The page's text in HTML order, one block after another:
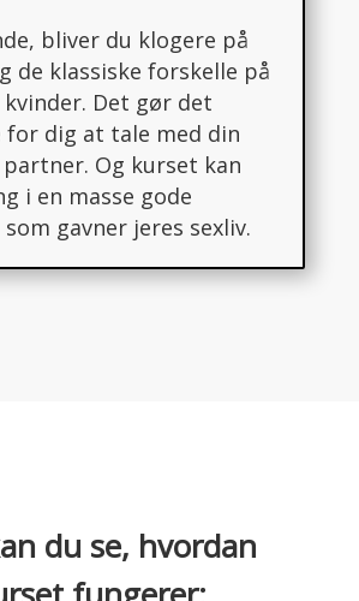
bliver du klogere på
de klassiske forskelle på
Det gør det
for dig at tale med din
Og kurset kan
i en masse gode
gavner jeres sexliv.
du se, hvordan